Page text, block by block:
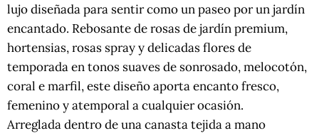
lujo diseñada para sentir como un paseo por un jardín
encantado. Rebosante de rosas de jardín premium,
hortensias, rosas spray y delicadas flores de
temporada en tonos suaves de sonrosado, melocotón,
coral e marfil, este diseño aporta encanto fresco,
femenino y atemporal a cualquier ocasión.
Arreglada dentro de una canasta tejida a mano